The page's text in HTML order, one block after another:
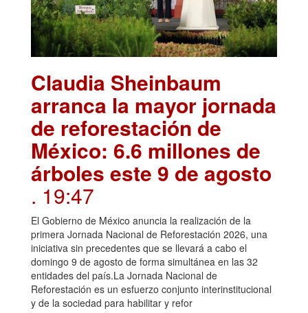
Claudia Sheinbaum
arranca la mayor jornada
de reforestación de
México: 6.6 millones de
árboles este 9 de agosto
. 19:47
El Gobierno de México anuncia la realización de la
primera Jornada Nacional de Reforestación 2026, una
iniciativa sin precedentes que se llevará a cabo el
domingo 9 de agosto de forma simultánea en las 32
entidades del país.La Jornada Nacional de
Reforestación es un esfuerzo conjunto interinstitucional
y de la sociedad para habilitar y refor